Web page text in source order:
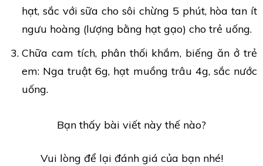
hạt, sắc với sữa cho sôi chừng 5 phút, hòa tan ít
ngưu hoàng (lượng bằng hạt gạo) cho trẻ uống.
Chữa cam tích, phân thối khắm, biếng ăn ở trẻ
em: Nga truật 6g, hạt muồng trâu 4g, sắc nước
uống.
Bạn thấy bài viết này thế nào?
Vui lòng để lại đánh giá của bạn nhé!